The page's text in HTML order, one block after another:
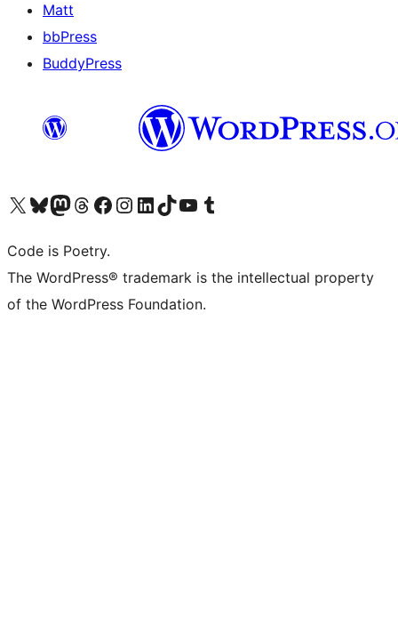
Matt
bbPress
BuddyPress
Navštivte náš účet na X (dříve Twitter)
Navštivte náš Bluesky účetNavštivte náš účet Mastodon
Navštivte náš Threads účetNavštivte naši stránku na Facebooku
Navštivte náš Instagram účetNavštivte náš LinkedIn účetNavštivte náš TikTok účetNavštivte náš YouTube kanálNavštivte náš Tumblr účet
Code is Poetry.
The WordPress® trademark is the intellectual property
of the WordPress Foundation.